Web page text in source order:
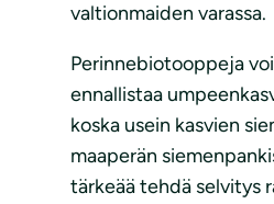
valtionmaiden varassa.
Perinnebiotooppeja
ennallistaa
koska usein kasvien
maaperän
tärkeää tehdä selvitys